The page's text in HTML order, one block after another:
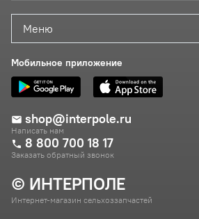
© ИНТЕРПОЛЕ
Интернет-магазин сельхоззапчастей
Меню
Мобильное приложение
shop@interpole.ru
Написать нам
8 800 700 18 17
Заказать обратный звонок